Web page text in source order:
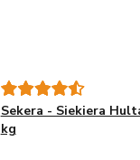
Sekera - Siekiera
kg